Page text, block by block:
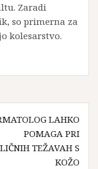
Zaradi
so primerna za
kolesarstvo.
LAHKO
POMAGA PRI
TEŽAVAH S
KOŽO